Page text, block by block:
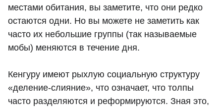
местами обитания, вы заметите, что они редко
остаются одни. Но вы можете не заметить как
часто их небольшие группы (так называемые
мобы) меняются в течение дня.
Кенгуру имеют рыхлую социальную структуру
«деление-слияние», что означает, что толпы
часто разделяются и реформируются. Зная это,